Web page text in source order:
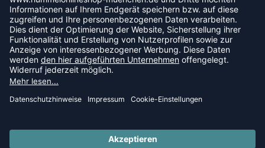
Vorkasse
Sofortüberweisung
NEWSLETTER